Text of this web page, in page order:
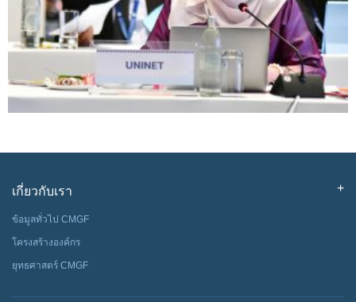
เกี่ยวกับเรา
ข้อมูลทั่วไป CMGF
โครงสร้างองค์กร
ยุทธศาสตร์ CMGF